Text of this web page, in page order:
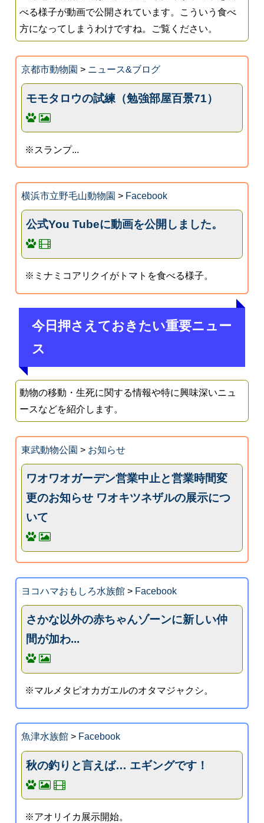
べる様子が動画で公開されています。こういう食べ
方になってしまうわけですね。ご覧ください。
京都市動物園 > ニュース&ブログ
モモタロウの試練（勉強部屋百景71）
※スランプ...
横浜市立野毛山動物園 > Facebook
公式You Tubeに動画を公開しました。
※ミナミコアリクイがトマトを食べる様子。
今日押さえておきたい重要ニュー
ス
動物の移動・生死に関する情報や特に興味深いニュ
ースなどを紹介します。
東武動物公園 > お知らせ
ワオワオガーデン営業中止と営業時間変
更のお知らせ ワオキツネザルの展示につ
いて
ヨコハマおもしろ水族館> Facebook
さかな以外の赤ちゃんゾーンに新しい仲
間が加わ...
※マルメタピオカガエルのオタマジャクシ。
魚津水族館> Facebook
秋の釣りと言えば… エギングです！
※アオリイカ展示開始。